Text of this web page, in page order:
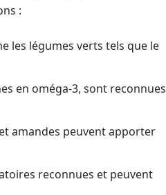
:
les légumes verts tels que le
en oméga-3, sont reconnues
amandes peuvent apporter
reconnues et peuvent